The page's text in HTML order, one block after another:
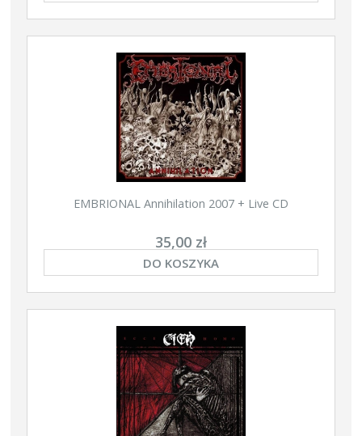
EMBRIONAL Annihilation 2007 + Live CD
35,00 zł
DO KOSZYKA